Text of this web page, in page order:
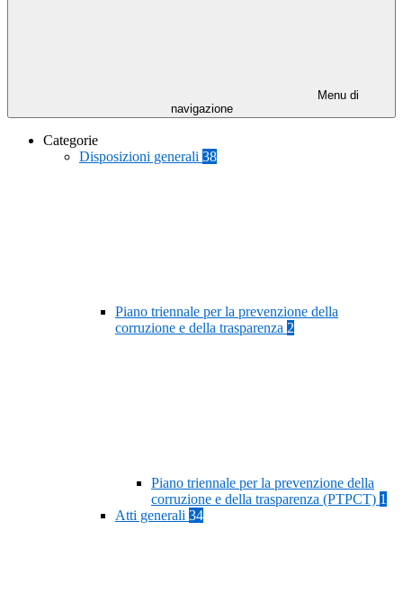
Menu di
navigazione
Categorie
Disposizioni generali 38
Piano triennale per la prevenzione della
corruzione e della trasparenza 2
Piano triennale per la prevenzione della
corruzione e della trasparenza (PTPCT) 1
Atti generali 34